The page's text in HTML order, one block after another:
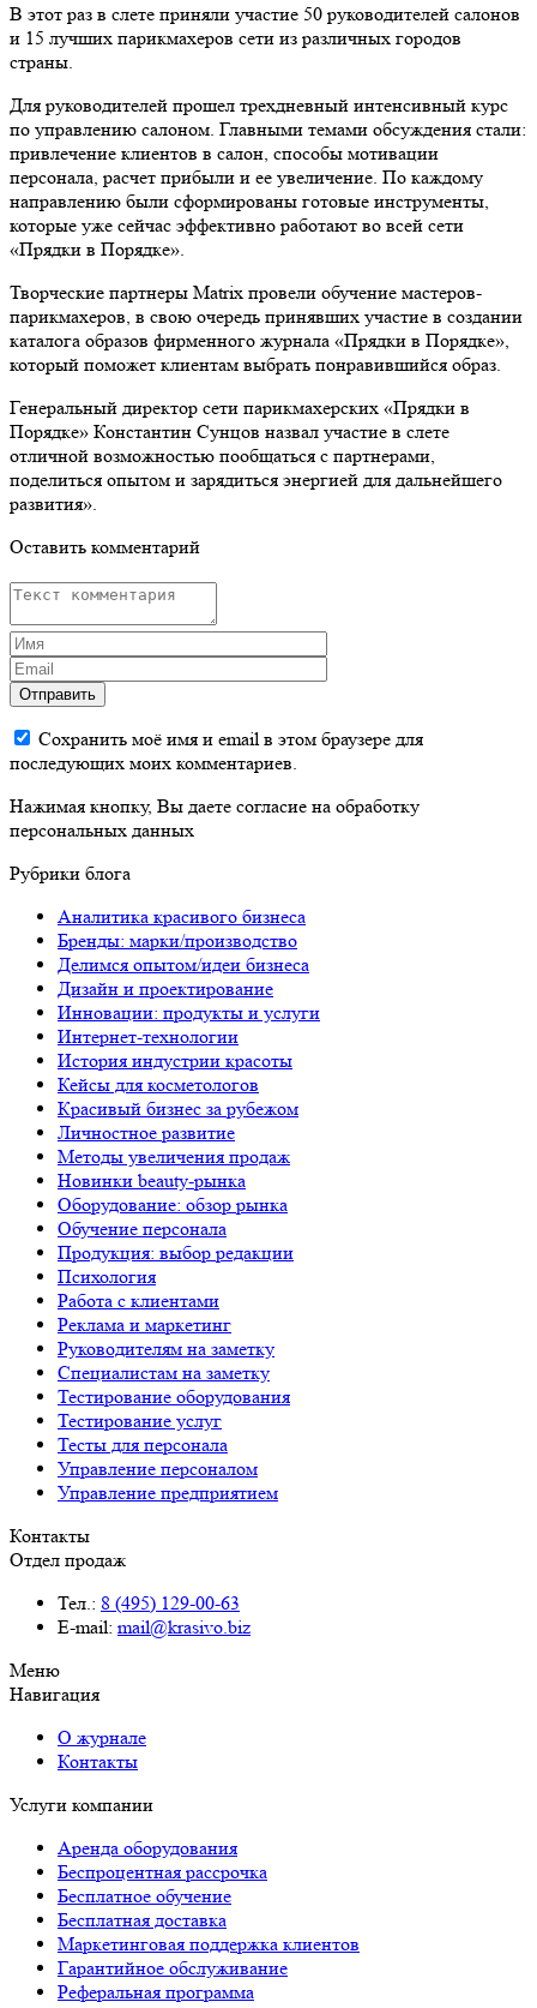
В этот раз в слете приняли участие 50 руководителей салонов
и 15 лучших парикмахеров сети из различных городов
страны.
Для руководителей прошел трехдневный интенсивный курс
по управлению салоном. Главными темами обсуждения стали:
привлечение клиентов в салон, способы мотивации
персонала, расчет прибыли и ее увеличение. По каждому
направлению были сформированы готовые инструменты,
которые уже сейчас эффективно работают во всей сети
«Прядки в Порядке».
Творческие партнеры Matrix провели обучение мастеров-
парикмахеров, в свою очередь принявших участие в создании
каталога образов фирменного журнала «Прядки в Порядке»,
который поможет клиентам выбрать понравившийся образ.
Генеральный директор сети парикмахерских «Прядки в
Порядке» Константин Сунцов назвал участие в слете
отличной возможностью пообщаться с партнерами,
поделиться опытом и зарядиться энергией для дальнейшего
развития».
Оставить комментарий
Отправить
Сохранить моё имя и email в этом браузере для
последующих моих комментариев.
Нажимая кнопку, Вы даете согласие на обработку
персональных данных
Рубрики блога
Аналитика красивого бизнеса
Бренды: марки/производство
Делимся опытом/идеи бизнеса
Дизайн и проектирование
Инновации: продукты и услуги
Интернет-технологии
История индустрии красоты
Кейсы для косметологов
Красивый бизнес за рубежом
Личностное развитие
Методы увеличения продаж
Новинки beauty-рынка
Оборудование: обзор рынка
Обучение персонала
Продукция: выбор редакции
Психология
Работа с клиентами
Реклама и маркетинг
Руководителям на заметку
Специалистам на заметку
Тестирование оборудования
Тестирование услуг
Тесты для персонала
Управление персоналом
Управление предприятием
Контакты
Отдел продаж
Тел.: 8 (495) 129-00-63
E-mail: mail@krasivo.biz
Меню
Навигация
О журнале
Контакты
Услуги компании
Аренда оборудования
Беспроцентная рассрочка
Бесплатное обучение
Бесплатная доставка
Маркетинговая поддержка клиентов
Гарантийное обслуживание
Реферальная программа